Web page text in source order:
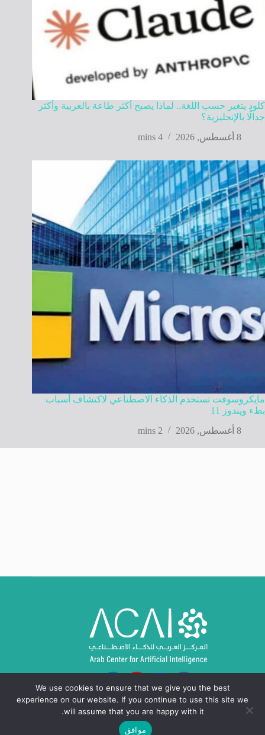
كلود يتغير حسب اللغة.. لماذا يصبح أكثر طاعة بالعربية وأكثر
جدالًا بالإنجليزية؟
8 أغسطس, 2026
4 mins
مايكروسوفت تستخدم الذكاء الاصطناعي لاكتشاف أسباب
بطء ويندوز 11
8 أغسطس, 2026
2 mins
حقوق النشر © 2024 - 2026، المركز العربي للذكاء
We use cookies to ensure that we give you the best
experience on our website. If you continue to use this site we
will assume that you are happy with it.
موافق